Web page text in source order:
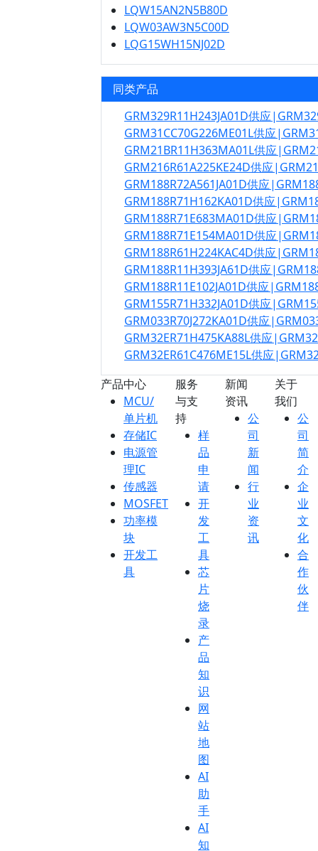
LQW15AN2N5B80D
LQW03AW3N5C00D
LQG15WH15NJ02D
同类产品
GRM329R11H243JA01D供应
GRM31CC70G226ME01L供应
GRM21BR11H363MA01L供应
GRM216R61A225KE24D供应
GRM188R72A561JA01D供应
GRM188R71H162KA01D供应
GRM188R71E683MA01D供应
GRM188R71E154MA01D供应
GRM188R61H224KAC4D供应
GRM188R11H393JA61D供应
GRM188R11E102JA01D供应
GRM155R71H332JA01D供应
GRM033R70J272KA01D供应
GRM32ER71H475KA88L供应
GRM32ER61C476ME15L供应
产品中心
MCU/
单片机
存储IC
电源管
理IC
传感器
MOSFET
功率模
块
开发工
具
服务
与支
持
样
品
申
请
开
发
工
具
芯
片
烧
录
产
品
知
识
网
站
地
图
AI
助
手
AI
知
新闻
资讯
公
司
新
闻
行
业
资
讯
关于
我们
公
司
简
介
企
业
文
化
合
作
伙
伴